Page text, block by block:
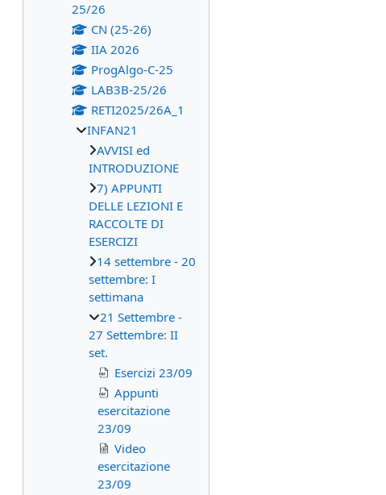
25/26
CN (25-26)
IIA 2026
ProgAlgo-C-25
LAB3B-25/26
RETI2025/26A_1
INFAN21
AVVISI ed
INTRODUZIONE
7) APPUNTI
DELLE LEZIONI E
RACCOLTE DI
ESERCIZI
14 settembre - 20
settembre: I
settimana
21 Settembre -
27 Settembre: II
set.
Esercizi 23/09
Appunti
esercitazione
23/09
Video
esercitazione
23/09